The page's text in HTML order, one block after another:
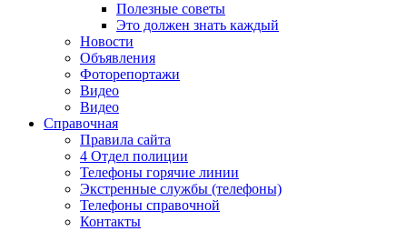
Полезные советы
Это должен знать каждый
Новости
Объявления
Фоторепортажи
Видео
Видео
Справочная
Правила сайта
4 Отдел полиции
Телефоны горячие линии
Экстренные службы (телефоны)
Телефоны справочной
Контакты